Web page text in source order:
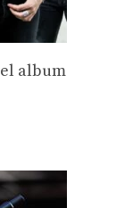
album